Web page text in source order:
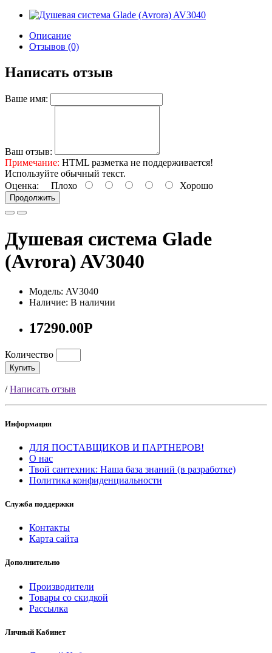
Описание
Отзывов (0)
Написать отзыв
Ваше имя:
Ваш отзыв:
Примечание: HTML разметка не поддерживается!
Используйте обычный текст.
Оценка: Плохо Хорошо
Продолжить
Душевая система Glade
(Avrora) AV3040
Модель: AV3040
Наличие: В наличии
17290.00Р
Количество
Купить
/Написать отзыв
Информация
ДЛЯ ПОСТАВЩИКОВ И ПАРТНЕРОВ!
О нас
Твой сантехник: Наша база знаний (в разработке)
Политика конфиденциальности
Служба поддержки
Контакты
Карта сайта
Дополнительно
Производители
Товары со скидкой
Рассылка
Личный Кабинет